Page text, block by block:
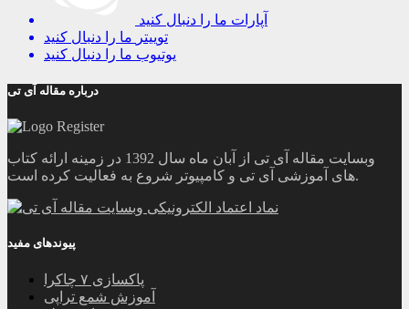
آپارات ما را دنبال کنید
توییتر ما را دنبال کنید
یوتیوب ما را دنبال کنید
درباره مقاله آی تی
وبسایت مقاله آی تی از آبان ماه سال 1392 در زمینه ارائه کتاب
های آموزشی آی تی و کامپیوتر شروع به فعالیت کرده است.
پیوندهای مفید
پاکسازی ۷ چاکرا
آموزش شمع تراپی